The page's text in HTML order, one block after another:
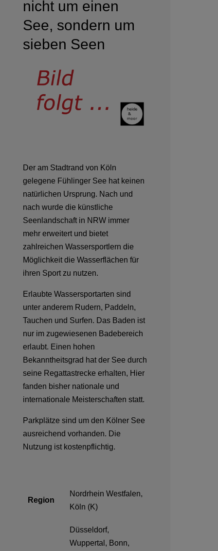
nicht um einen
See, sondern um
sieben Seen
Der am Stadtrand von Köln
gelegene Fühlinger See hat keinen
natürlichen Ursprung. Nach und
nach wurde die künstliche
Seenlandschaft in NRW immer
mehr erweitert und bietet
zahlreichen Wassersportlern die
Möglichkeit die Wasserflächen für
ihren Sport zu nutzen.
Erlaubte Wassersportarten sind
unter anderem Rudern, Paddeln,
Tauchen und Surfen. Das Baden ist
nur im zugewiesenen Badebereich
erlaubt. Einen hohen
Bekanntheitsgrad hat der See durch
seine Regattastrecke erhalten, Hier
fanden bisher nationale und
internationale Meisterschaften statt.
Parkplätze sind um den Kölner See
ausreichend vorhanden. Die
Nutzung ist kostenpflichtig.
Region
Nordrhein Westfalen,
Köln (K)
Düsseldorf,
Wuppertal, Bonn,